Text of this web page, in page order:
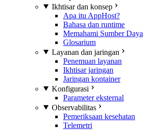
Ikhtisar dan konsep
Apa itu AppHost?
Bahasa dan runtime
Memahami Sumber Daya
Glosarium
Layanan dan jaringan
Penemuan layanan
Ikhtisar jaringan
Jaringan kontainer
Konfigurasi
Parameter eksternal
Observabilitas
Pemeriksaan kesehatan
Telemetri